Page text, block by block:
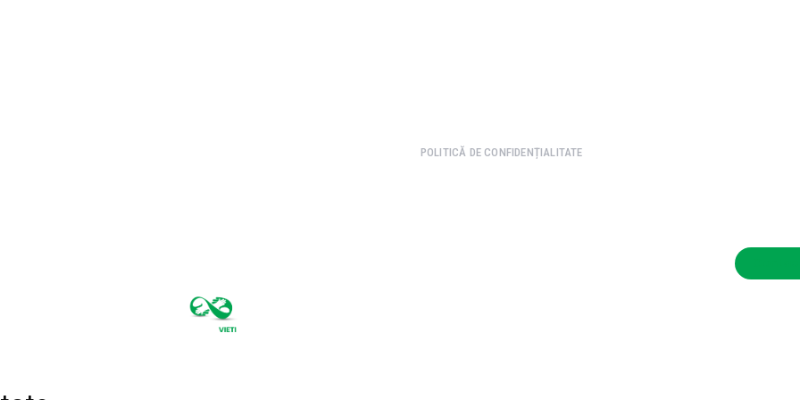
POLITICĂ DE CONFIDENȚIALITATE